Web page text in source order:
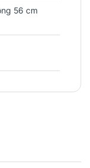
56 cm